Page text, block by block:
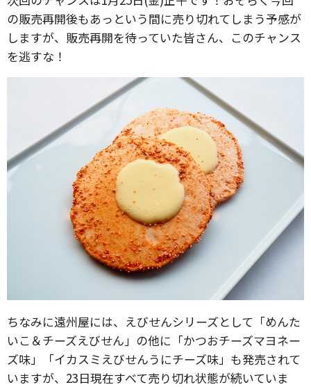
の販売再開後もあっという間に売り切れてしまう予感が
しますが、販売再開を待っていた皆さん、このチャンス
を逃すな！
ちなみに遠州屋には、えびせんシリーズとして「めんた
いこ＆チーズえびせん」の他に「かつおチーズマヨネー
ズ味」「イカスミえびせんうにチーズ味」も発売されて
いますが、23日現在すべて売り切れ状態が続いていま